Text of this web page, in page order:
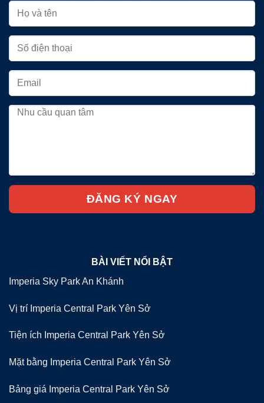
BÀI VIẾT NỔI BẬT
Imperia Sky Park An Khánh
Vị trí Imperia Central Park Yên Sở
Tiện ích Imperia Central Park Yên Sở
Mặt bằng Imperia Central Park Yên Sở
Bảng giá Imperia Central Park Yên Sở